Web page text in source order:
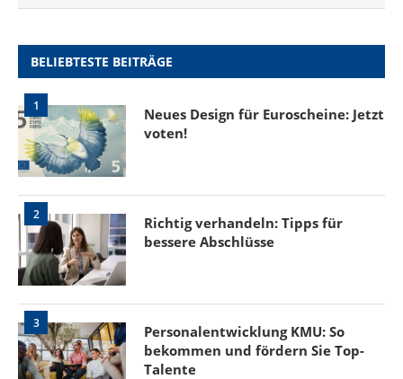
BELIEBTESTE BEITRÄGE
1
Neues Design für Euroscheine: Jetzt
voten!
2
Richtig verhandeln: Tipps für
bessere Abschlüsse
3
Personalentwicklung KMU: So
bekommen und fördern Sie Top-
Talente